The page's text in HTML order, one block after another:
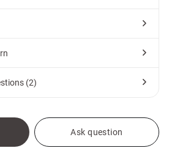
(2)
Ask question